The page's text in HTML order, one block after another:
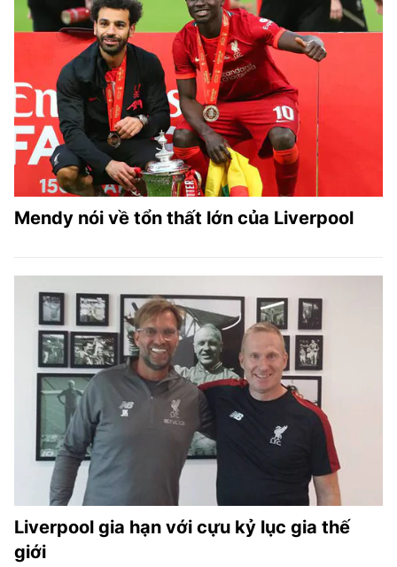
Mendy nói về tổn thất lớn của Liverpool
Liverpool gia hạn với cựu kỷ lục gia thế
giới